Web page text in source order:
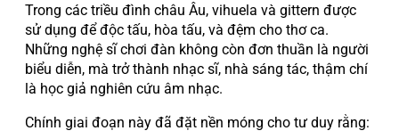
Trong các triều đình châu Âu, vihuela và gittern được
sử dụng để độc tấu, hòa tấu, và đệm cho thơ ca.
Những nghệ sĩ chơi đàn không còn đơn thuần là người
biểu diễn, mà trở thành nhạc sĩ, nhà sáng tác, thậm chí
là học giả nghiên cứu âm nhạc.
Chính giai đoạn này đã đặt nền móng cho tư duy rằng: